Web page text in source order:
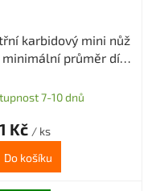
karbidový mini nůž
minimální průměr díry
7-10 dnů
Kč / ks
Do košíku